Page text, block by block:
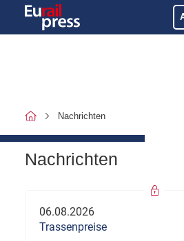
Nachrichten
Nachrichten
06.08.2026
Trassenpreise